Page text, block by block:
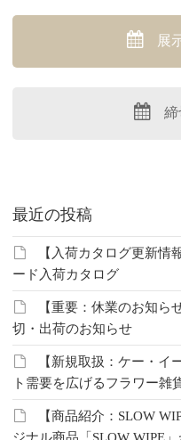
展
締
最近の投稿
【入荷カタログ更新情
ード入荷カタログ
【重要：休業のお知ら
切・出荷のお知らせ
【新規取扱：ケー・イ
ト需要を広げるフラワー雑
【商品紹介：SLOW